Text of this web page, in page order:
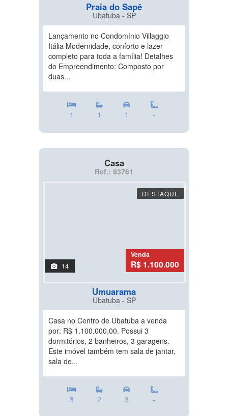
Praia do Sapê
Ubatuba - SP
Lançamento no Condomínio Villaggio
Itália Modernidade, conforto e lazer
completo para toda a família! Detalhes
do Empreendimento: Composto por
duas...
1 1 1 -
Casa
Ref.: 93761
DESTAQUE
14
Venda
R$ 1.100.000
Umuarama
Ubatuba - SP
Casa no Centro de Ubatuba a venda
por: R$ 1.100.000,00. Possui 3
dormitórios, 2 banheiros, 3 garagens.
Este imóvel também tem sala de jantar,
sala de...
3 2 3 -